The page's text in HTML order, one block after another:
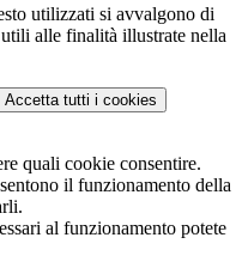
utilizzati si avvalgono di
alle finalità illustrate nella
Accetta tutti i cookies
quali cookie consentire.
il funzionamento della
al funzionamento potete